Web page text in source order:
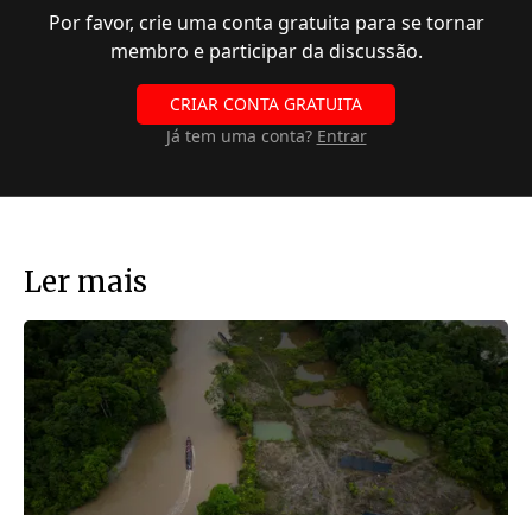
Por favor, crie uma conta gratuita para se tornar
membro e participar da discussão.
CRIAR CONTA GRATUITA
Já tem uma conta? Entrar
Ler mais